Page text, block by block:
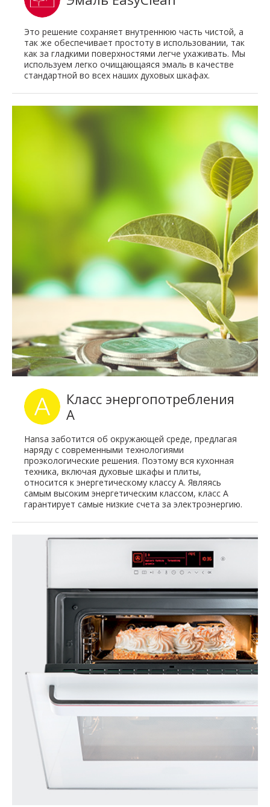
Это решение сохраняет внутреннюю часть чистой, а
так же обеспечивает простоту в использовании, так
как за гладкими поверхностями легче ухаживать. Мы
используем легко очищающаяся эмаль в качестве
стандартной во всех наших духовых шкафах.
Класс энергопотребления
A
Hansa заботится об окружающей среде, предлагая
наряду с современными технологиями
проэкологические решения. Поэтому вся кухонная
техника, включая духовые шкафы и плиты,
относится к энергетическому классу A. Являясь
самым высоким энергетическим классом, класс A
гарантирует самые низкие счета за электроэнергию.